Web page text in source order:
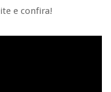
e confira!